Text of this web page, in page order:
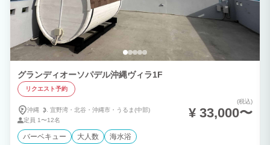
グランディオーソパデル沖縄ヴィラ1F
リクエスト予約
沖縄 宜野湾・ 北谷・ 沖縄市・ うるま(中部)
定員 1〜12名
(税込)
¥ 33,000〜
バーベキュー 大人数 海水浴